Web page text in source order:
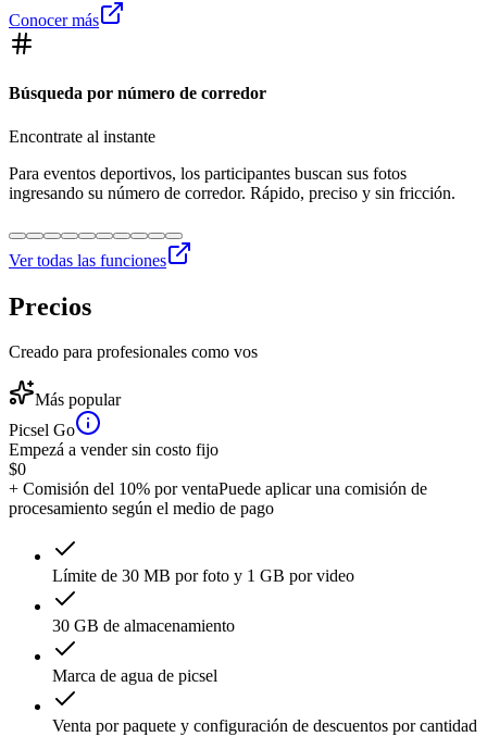
Conocer más
Búsqueda por número de corredor
Encontrate al instante
Para eventos deportivos, los participantes buscan sus fotos
ingresando su número de corredor. Rápido, preciso y sin fricción.
Ver todas las funciones
Precios
Creado para profesionales como vos
Más popular
Picsel Go
Empezá a vender sin costo fijo
$0
+ Comisión del 10% por ventaPuede aplicar una comisión de
procesamiento según el medio de pago
Límite de 30 MB por foto y 1 GB por video
30 GB de almacenamiento
Marca de agua de picsel
Venta por paquete y configuración de descuentos por cantidad